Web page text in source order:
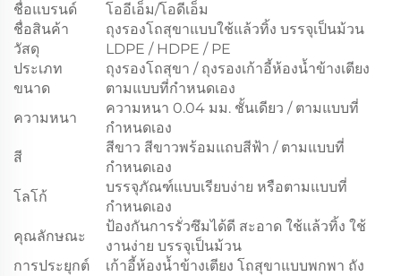
ชื่อแบรนด์
โออีเอ็ม/โอดีเอ็ม
ชื่อสินค้า
ถุงรองโถสุขาแบบใช้แล้วทิ้ง บรรจุเป็นม้วน
วัสดุ
LDPE / HDPE / PE
ประเภท
ถุงรองโถสุขา / ถุงรองเก้าอี้ห้องน้ำข้างเตียง
ขนาด
ตามแบบที่กำหนดเอง
ความหนา
ความหนา 0.04 มม. ชั้นเดียว / ตามแบบที่
กำหนดเอง
สี
สีขาว สีขาวพร้อมแถบสีฟ้า / ตามแบบที่
กำหนดเอง
โลโก้
บรรจุภัณฑ์แบบเรียบง่าย หรือตามแบบที่
กำหนดเอง
คุณลักษณะ
ป้องกันการรั่วซึมได้ดี สะอาด ใช้แล้วทิ้ง ใช้
งานง่าย บรรจุเป็นม้วน
การประยุกต์
เก้าอี้ห้องน้ำข้างเตียง โถสุขาแบบพกพา ถัง